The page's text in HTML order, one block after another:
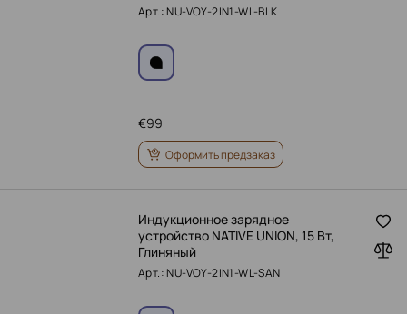
Арт.: NU-VOY-2IN1-WL-BLK
99
€
Оформить предзаказ
Индукционное зарядное
устройство NATIVE UNION, 15 Вт,
Глиняный
Арт.: NU-VOY-2IN1-WL-SAN